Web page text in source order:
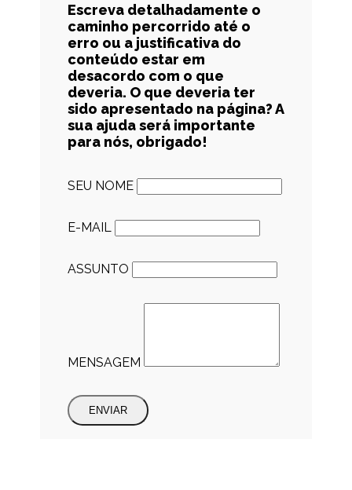
Escreva detalhadamente o
caminho percorrido até o
erro ou a justificativa do
conteúdo estar em
desacordo com o que
deveria. O que deveria ter
sido apresentado na página? A
sua ajuda será importante
para nós, obrigado!
SEU NOME
E-MAIL
ASSUNTO
MENSAGEM
ENVIAR